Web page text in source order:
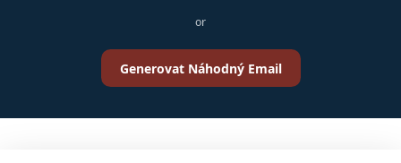
or
Generovat Náhodný Email